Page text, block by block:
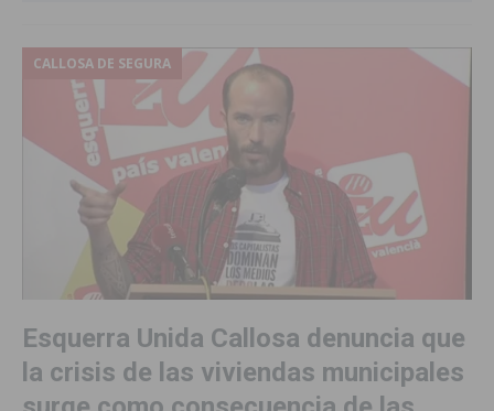
CALLOSA DE SEGURA
Esquerra Unida Callosa denuncia que
la crisis de las viviendas municipales